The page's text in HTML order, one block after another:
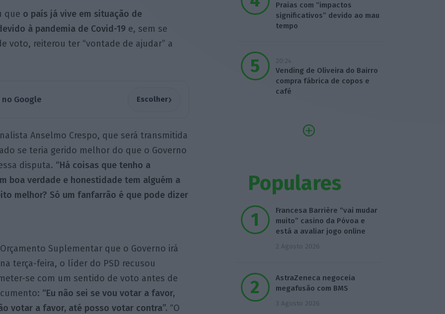
que o país já vive em situação de
à pandemia de Covid-19 e, sem se
voto, reiterou ter “vontade de ajudar” a
Google Escolher›
Anselmo Crespo, que será transmitida
se teria gerido melhor do que o Governo
disputa. “Há coisas que tenho a
boa verdade e honestidade tem alguém a
melhor? Só um fanfarrão é que pode dizer
Suplementar que o Governo irá
terça-feira, o líder do PSD recusou
se com um sentido de voto antes de
“Eu não sei se vou votar a favor,
votar a favor, até posso votar contra”. “O
Praias com “impactos
significativos” devido ao mau
tempo
20:24
Vending de Oliveira do Bairro
compra fábrica de copos e
café
Populares
Francesa Barrière “vai mudar
muito” casino da Póvoa e
está a avaliar jogo online
2 Agosto 2026
AstraZeneca negoceia
megafusão com BMS
3 Agosto 2026